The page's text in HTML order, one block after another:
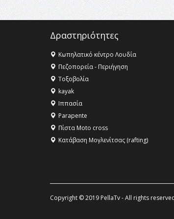
Δραστηριότητες
Κωπηλατικό κέντρο Λουδία
Πεζοπορεία - Περιήγηση
Τοξοβολία
kayak
Ιππασία
Parapente
Πίστα Moto cross
Κατάβαση Μογλενίτσας (rafting)
Copyright © 2019 PellaTv - All rights